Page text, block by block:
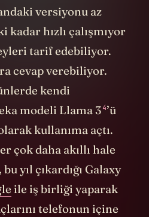
versiyonu az
hızlı çalışmıyor
tarif edebiliyor.
cevap verebiliyor.
kendi
modeli Llama 34’ü
kullanıma açtı.
çok daha akıllı hale
, bu yıl çıkardığı Galaxy
ile iş birliği yaparak
telefonun içine